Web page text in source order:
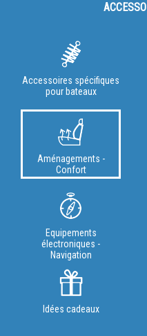
Accessoires spécifiques
pour bateaux
Aménagements -
Confort
Equipements
électroniques -
Navigation
Idées cadeaux